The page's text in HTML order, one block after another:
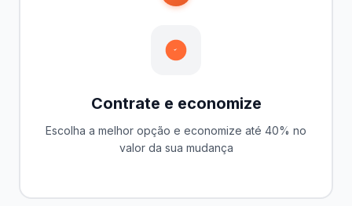
Contrate e economize
Escolha a melhor opção e economize até 40% no
valor da sua mudança